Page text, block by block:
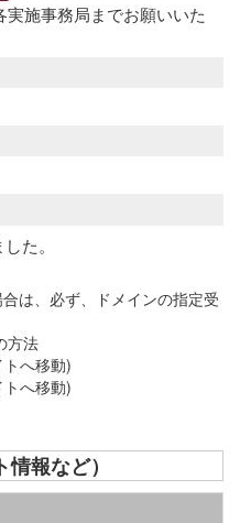
施事務局までお願いいた
た。
は、必ず、ドメインの指定受
方法
へ移動)
へ移動)
報など）